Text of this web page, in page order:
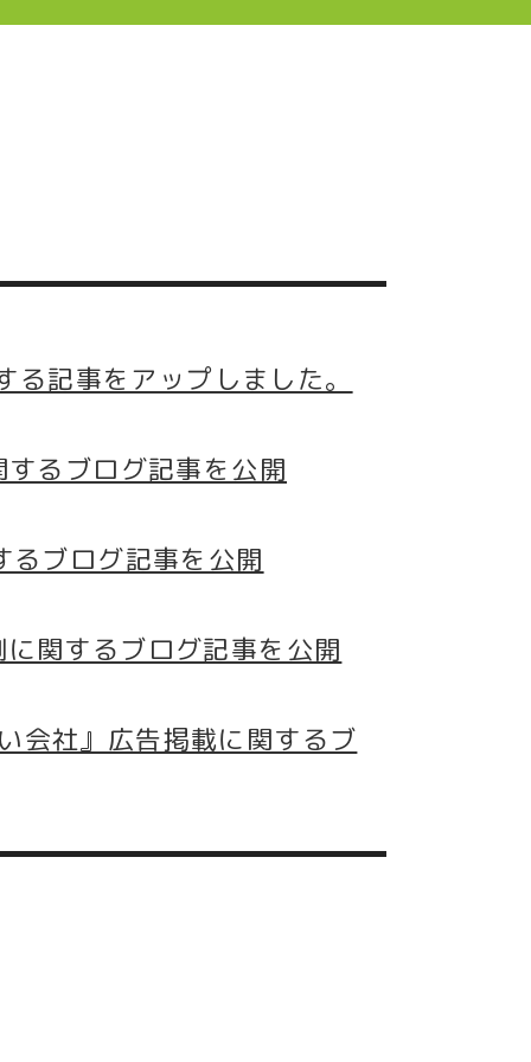
記事をアップしました。
るブログ記事を公開
ブログ記事を公開
関するブログ記事を公開
会社』広告掲載に関するブ